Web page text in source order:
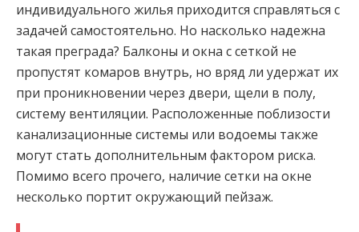
индивидуального жилья приходится справляться с
задачей самостоятельно. Но насколько надежна
такая преграда? Балконы и окна с сеткой не
пропустят комаров внутрь, но вряд ли удержат их
при проникновении через двери, щели в полу,
систему вентиляции. Расположенные поблизости
канализационные системы или водоемы также
могут стать дополнительным фактором риска.
Помимо всего прочего, наличие сетки на окне
несколько портит окружающий пейзаж.